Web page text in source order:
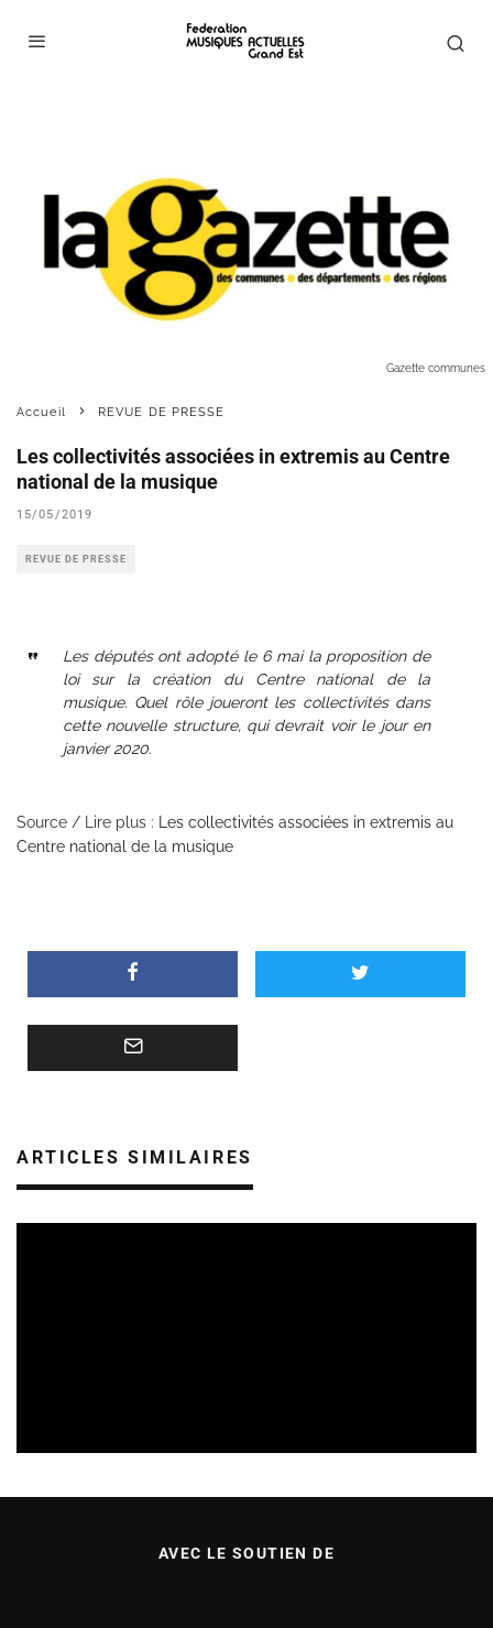
Gazette communes
Accueil REVUE DE PRESSE
Les collectivités associées in extremis au Centre
national de la musique
15/05/2019
REVUE DE PRESSE
Les députés ont adopté le 6 mai la proposition de
loi sur la création du Centre national de la
musique. Quel rôle joueront les collectivités dans
cette nouvelle structure, qui devrait voir le jour en
janvier 2020.
Source / Lire plus :
Les collectivités associées in extremis au
Centre national de la musique
ARTICLES SIMILAIRES
AVEC LE SOUTIEN DE